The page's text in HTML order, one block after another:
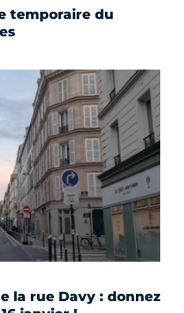
temporaire du
la rue Davy : donnez